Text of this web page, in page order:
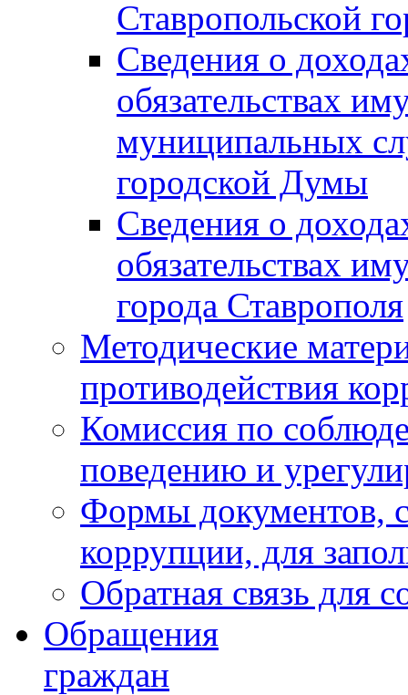
Ставропольской
Сведения о
обязательствах
муниципальных
городской Думы
Сведения о
обязательствах
города Ставрополя
Методические
противодействия
Комиссия по
поведению и
Формы документов,
коррупции, для
Обратная связь для
Обращения
граждан